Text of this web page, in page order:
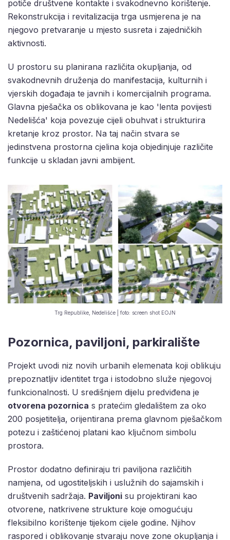
potiče društvene kontakte i svakodnevno korištenje.
Rekonstrukcija i revitalizacija trga usmjerena je na
njegovo pretvaranje u mjesto susreta i zajedničkih
aktivnosti.
U prostoru su planirana različita okupljanja, od
svakodnevnih druženja do manifestacija, kulturnih i
vjerskih događaja te javnih i komercijalnih programa.
Glavna pješačka os oblikovana je kao 'lenta povijesti
Nedelišća' koja povezuje cijeli obuhvat i strukturira
kretanje kroz prostor. Na taj način stvara se
jedinstvena prostorna cjelina koja objedinjuje različite
funkcije u skladan javni ambijent.
Trg Republike, Nedelišće | foto: screen shot EOJN
Pozornica, paviljoni, parkiralište
Projekt uvodi niz novih urbanih elemenata koji oblikuju
prepoznatljiv identitet trga i istodobno služe njegovoj
funkcionalnosti. U središnjem dijelu predviđena je
otvorena pozornica s pratećim gledalištem za oko
200 posjetitelja, orijentirana prema glavnom pješačkom
potezu i zaštićenoj platani kao ključnom simbolu
prostora.
Prostor dodatno definiraju tri paviljona različitih
namjena, od ugostiteljskih i uslužnih do sajamskih i
društvenih sadržaja. Paviljoni su projektirani kao
otvorene, natkrivene strukture koje omogućuju
fleksibilno korištenje tijekom cijele godine. Njihov
raspored i oblikovanje stvaraju nove zone okupljanja i